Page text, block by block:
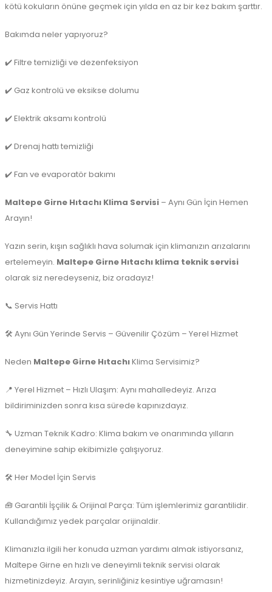
kötü kokuların önüne geçmek için yılda en az bir kez bakım şarttır.
Bakımda neler yapıyoruz?
✔️ Filtre temizliği ve dezenfeksiyon
✔️ Gaz kontrolü ve eksikse dolumu
✔️ Elektrik aksamı kontrolü
✔️ Drenaj hattı temizliği
✔️ Fan ve evaporatör bakımı
Maltepe Girne Hıtachı Klima Servisi – Aynı Gün İçin Hemen
Arayın!
Yazın serin, kışın sağlıklı hava solumak için klimanızın arızalarını
ertelemeyin. Maltepe Girne Hıtachı klima teknik servisi
olarak siz neredeyseniz, biz oradayız!
📞 Servis Hattı
🛠️ Aynı Gün Yerinde Servis – Güvenilir Çözüm – Yerel Hizmet
Neden Maltepe Girne HıtachıKlima Servisimiz?
📍 Yerel Hizmet – Hızlı Ulaşım: Aynı mahalledeyiz. Arıza
bildiriminizden sonra kısa sürede kapınızdayız.
🔧 Uzman Teknik Kadro: Klima bakım ve onarımında yılların
deneyimine sahip ekibimizle çalışıyoruz.
🛠️ Her Model İçin Servis
🧰 Garantili İşçilik & Orijinal Parça: Tüm işlemlerimiz garantilidir.
Kullandığımız yedek parçalar orijinaldir.
Klimanızla ilgili her konuda uzman yardımı almak istiyorsanız,
Maltepe Girne en hızlı ve deneyimli teknik servisi olarak
hizmetinizdeyiz. Arayın, serinliğiniz kesintiye uğramasın!